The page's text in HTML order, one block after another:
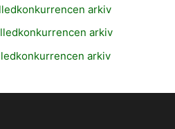
arkiv
arkiv
arkiv